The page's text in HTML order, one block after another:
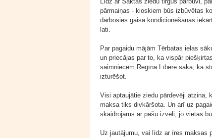
pārmaiņas - kioskiem būs izbūvētas
darbosies gaisa kondicionēšanas
lati.
Par pagaidu mājām Tērbatas ielas
un priecājas par to, ka vispār
saimniecēm Regīna Lībere saka, ka
izturēšot.
Visi aptaujātie ziedu pārdevēji atzina,
maksa tiks divkāršota. Un arī uz
skaidrojams ar pašu izvēli, jo vietas
Uz jautājumu, vai līdz ar īres maksas